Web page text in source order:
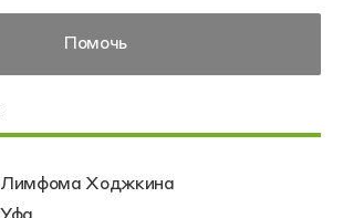
Помочь
Лимфома Ходжкина